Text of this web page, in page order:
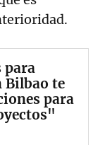
para
Bilbao te
para